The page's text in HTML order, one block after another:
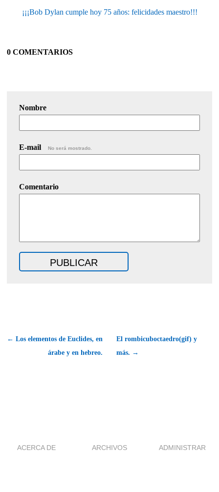
¡¡¡Bob Dylan cumple hoy 75 años: felicidades maestro!!!
0 COMENTARIOS
Nombre
E-mail No será mostrado.
Comentario
← Los elementos de Euclides, en
árabe y en hebreo.
El rombicuboctaedro(gif) y
más. →
ACERCA DE ARCHIVOS ADMINISTRAR